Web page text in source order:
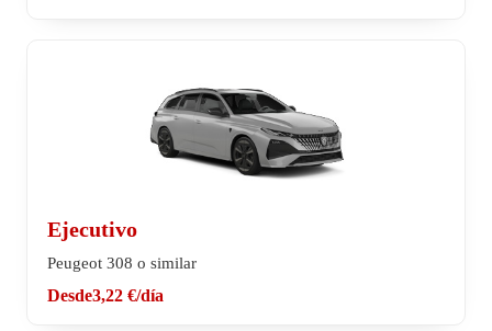
Ejecutivo
Peugeot 308 o similar
Desde3,22 €/día